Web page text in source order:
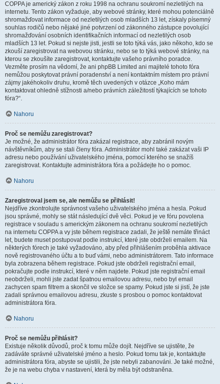
COPPA je americký zákon z roku 1998 na ochranu soukromí nezletilých na
internetu. Tento zákon vyžaduje, aby webové stránky, které mohou potenciálně
shromažďovat informace od nezletilých osob mladších 13 let, získaly písemný
souhlas rodičů nebo nějaké jiné potvrzení od zákonného zástupce povolující
shromažďování osobních identifikačních informací od nezletilých osob
mladších 13 let. Pokud si nejste jisti, jestli se toto týká vás, jako někoho, kdo se
zkouší zaregistrovat na webovou stránku, nebo se to týká webové stránky, na
kterou se zkoušíte zaregistrovat, kontaktujte vašeho právního poradce.
Vezměte prosím na vědomí, že ani phpBB Limited ani majitelé tohoto fóra
nemůžou poskytovat právní poradenství a není kontaktním místem pro právní
zájmy jakéhokoliv druhu, kromě těch uvedených v otázce „Koho mám
kontaktovat ohledně stížnosti a/nebo právních záležitostí týkajících se tohoto
fóra?“.
Nahoru
Proč se nemůžu zaregistrovat?
Je možné, že administrátor fóra zakázal registrace, aby zabránil novým
návštěvníkům, aby se stali členy fóra. Administrátor mohl také zakázat vaši IP
adresu nebo používání uživatelského jména, pomocí kterého se snažíš
zaregistrovat. Kontaktujte administrátora fóra a požádejte ho o pomoc.
Nahoru
Zaregistroval jsem se, ale nemůžu se přihlásit!
Nejdříve zkontrolujte správnost vašeho uživatelského jména a hesla. Pokud
jsou správné, mohly se stát následující dvě věci. Pokud je ve fóru povolena
registrace v souladu s americkým zákonem na ochranu soukromí nezletilých
na internetu COPPA a vy jste během registrace zadali, že ještě nemáte třináct
let, budete muset postupovat podle instrukcí, které jste obdrželi emailem. Na
některých fórech je také vyžadováno, aby před přihlášením proběhla aktivace
nově registrovaného účtu a to buď vámi, nebo administrátorem. Tato informace
byla zobrazena během registrace. Pokud jste obdrželi registrační email,
pokračujte podle instrukcí, které v něm najdete. Pokud jste registrační email
neobdrželi, mohli jste zadat špatnou emailovou adresu, nebo byl email
zachycen spam filtrem a skončil ve složce se spamy. Pokud jste si jistí, že jste
zadali správnou emailovou adresu, zkuste s prosbou o pomoc kontaktovat
administrátora fóra.
Nahoru
Proč se nemůžu přihlásit?
Existuje několik důvodů, proč k tomu může dojít. Nejdříve se ujistěte, že
zadáváte správné uživatelské jméno a heslo. Pokud tomu tak je, kontaktujte
administrátora fóra, abyste se ujistili, že jste nebyli zabanováni. Je také možné,
že je na webu chyba v nastavení, která by měla být odstraněna.